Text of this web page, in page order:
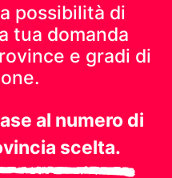
possibilità di
tua domanda
e gradi di
al numero di
scelta.